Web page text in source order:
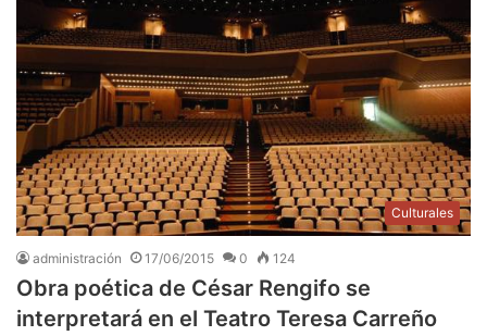
Culturales
administración 17/06/2015 0 124
Obra poética de César Rengifo se
interpretará en el Teatro Teresa Carreño